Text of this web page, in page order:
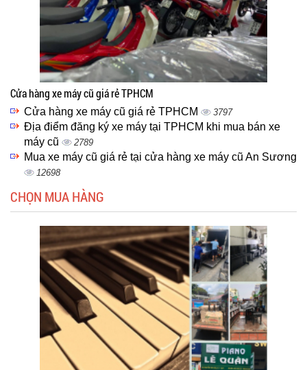
Cửa hàng xe máy cũ giá rẻ TPHCM
Cửa hàng xe máy cũ giá rẻ TPHCM 3797
Địa điểm đăng ký xe máy tại TPHCM khi mua bán xe
máy cũ
2789
Mua xe máy cũ giá rẻ tại cửa hàng xe máy cũ An Sương
12698
CHỌN MUA HÀNG